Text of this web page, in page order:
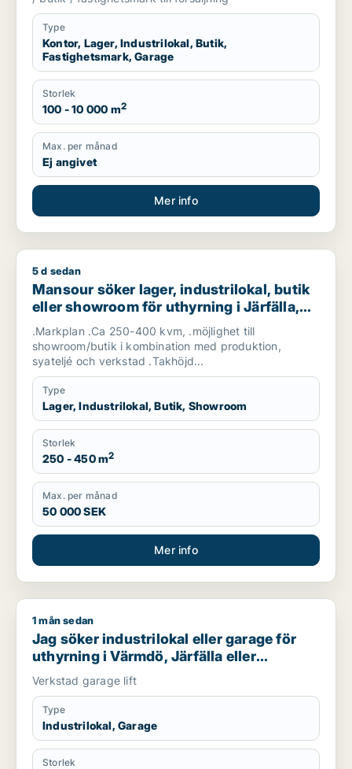
Type
Kontor, Lager, Industrilokal, Butik,
Fastighetsmark, Garage
Storlek
100 - 10 000 m2
Max. per månad
Ej angivet
Mer info
Mansour söker lager, industrilokal, butik eller showroom för
5 d sedan
Mansour söker lager, industrilokal, butik
eller showroom för uthyrning i Järfälla,
Danderyd eller Sollentuna m.fl.
.Markplan .Ca 250-400 kvm, .möjlighet till
showroom/butik i kombination med produktion,
syateljé och verkstad .Takhöjd...
Type
Lager, Industrilokal, Butik, Showroom
Storlek
250 - 450 m2
Max. per månad
50 000 SEK
Mer info
Jag söker industrilokal eller garage för uthyrning i Värmdö,
1 mån sedan
Jag söker industrilokal eller garage för
uthyrning i Värmdö, Järfälla eller
Huddinge m.fl.
Verkstad garage lift
Type
Industrilokal, Garage
Storlek